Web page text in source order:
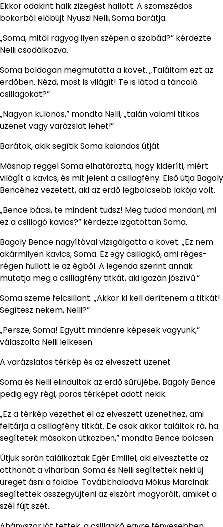
Ekkor odakint halk zizegést hallott. A szomszédos
bokorból előbújt Nyuszi Nelli, Soma barátja.
„Soma, mitől ragyog ilyen szépen a szobád?” kérdezte
Nelli csodálkozva.
Soma boldogan megmutatta a követ. „Találtam ezt az
erdőben. Nézd, most is világít! Te is látod a táncoló
csillagokat?”
„Nagyon különös,” mondta Nelli, „talán valami titkos
üzenet vagy varázslat lehet!”
Barátok, akik segítik Soma kalandos útját
Másnap reggel Soma elhatározta, hogy kideríti, miért
világít a kavics, és mit jelent a csillagfény. Első útja Bagoly
Bencéhez vezetett, aki az erdő legbölcsebb lakója volt.
„Bence bácsi, te mindent tudsz! Meg tudod mondani, mi
ez a csillogó kavics?” kérdezte izgatottan Soma.
Bagoly Bence nagyítóval vizsgálgatta a követ. „Ez nem
akármilyen kavics, Soma. Ez egy csillagkő, ami réges-
régen hullott le az égből. A legenda szerint annak
mutatja meg a csillagfény titkát, aki igazán jószívű.”
Soma szeme felcsillant. „Akkor ki kell derítenem a titkát!
Segítesz nekem, Nelli?”
„Persze, Soma! Együtt mindenre képesek vagyunk,”
válaszolta Nelli lelkesen.
A varázslatos térkép és az elveszett üzenet
Soma és Nelli elindultak az erdő sűrűjébe, Bagoly Bence
pedig egy régi, poros térképet adott nekik.
„Ez a térkép vezethet el az elveszett üzenethez, ami
feltárja a csillagfény titkát. De csak akkor találtok rá, ha
segítetek másokon útközben,” mondta Bence bölcsen.
Útjuk során találkoztak Egér Emillel, aki elvesztette az
otthonát a viharban. Soma és Nelli segítettek neki új
üreget ásni a földbe. Továbbhaladva Mókus Marcinak
segítettek összegyűjteni az elszórt mogyoróit, amiket a
szél fújt szét.